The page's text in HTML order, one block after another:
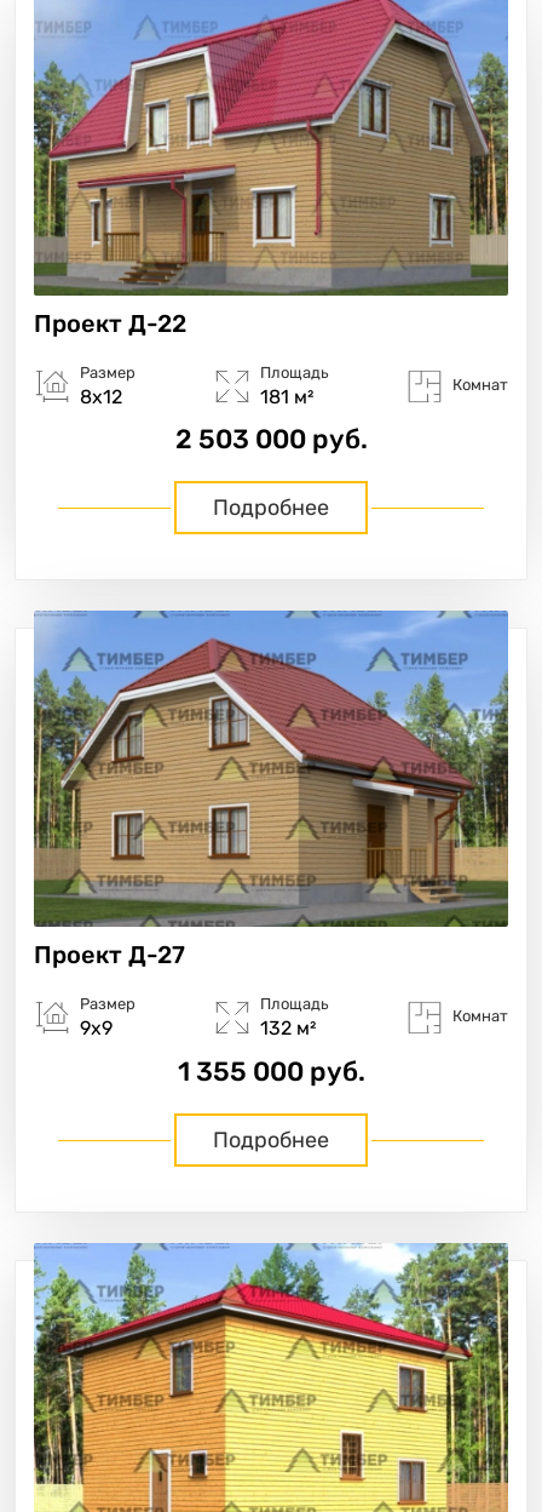
Проект Д-22
Размер
8х12
Площадь
181 м²
Комнат
2 503 000 руб.
Подробнее
Проект Д-27
Размер
9х9
Площадь
132 м²
Комнат
1 355 000 руб.
Подробнее